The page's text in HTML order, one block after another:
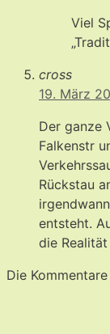
Viel
cross
19. März
Der ganze
Falkenstr
Rückstau
entsteht.
die
Die